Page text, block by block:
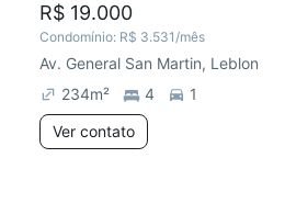
R$ 19.000
Condomínio: R$ 3.531/mês
Av. General San Martin, Leblon
234m² 4
1
Ver contato